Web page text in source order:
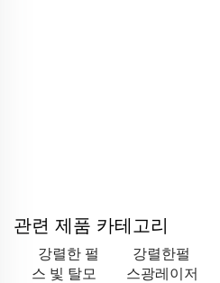
관련 제품 카테고리
강렬한 펄
스 빛 탈모
강렬한펄
스광레이저